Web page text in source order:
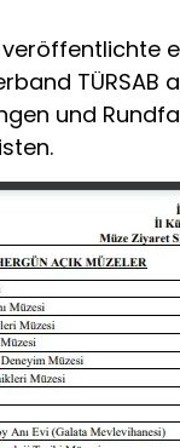
veröffentlichte
und